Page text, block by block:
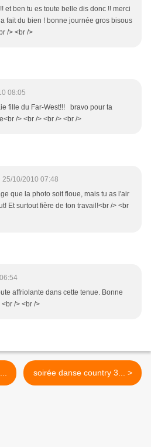
et ben tu es toute belle dis donc !! merci
fait du bien ! bonne journée gros bisous
/> <br />
08:05
fille du Far-West!!! bravo pour ta
/> <br /> <br /> <br />
25/10/2010 07:48
que la photo soit floue, mais tu as l'air
Et surtout fière de ton travail!<br /> <br
affriolante dans cette tenue. Bonne
/> <br />
soirée danse country 3... >